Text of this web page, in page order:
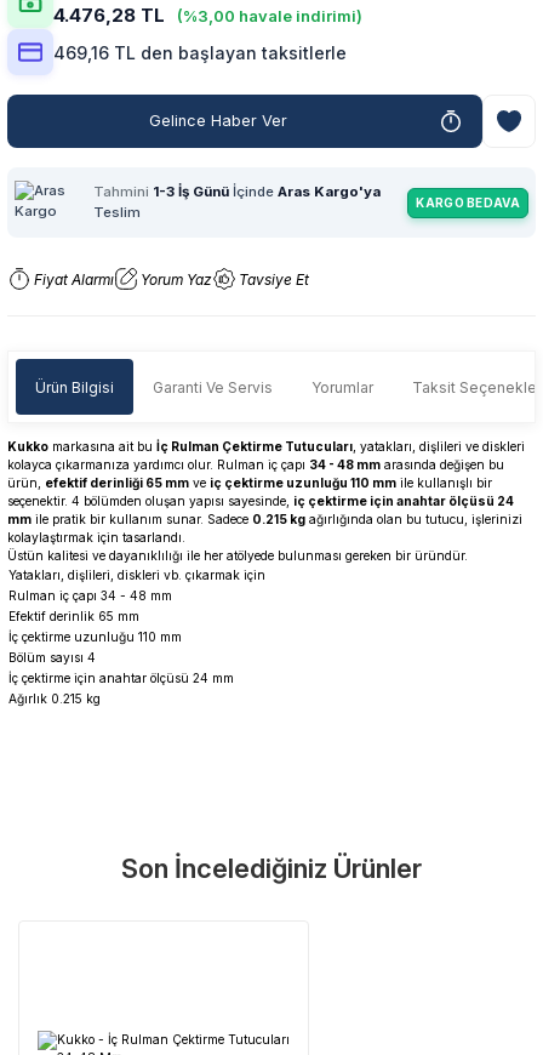
4.476,28 TL (%3,00 havale indirimi)
469,16 TL den başlayan taksitlerle
Gelince Haber Ver
Tahmini 1-3 İş Günü İçinde Aras Kargo'ya
Teslim
KARGO BEDAVA
Fiyat Alarmı Yorum Yaz Tavsiye Et
Ürün Bilgisi Garanti Ve Servis Yorumlar Taksit
Kukko markasına ait bu İç Rulman Çektirme Tutucuları , yatakları, dişlileri ve diskleri
kolayca çıkarmanıza yardımcı olur. Rulman iç çapı 34 - 48 mm arasında değişen bu
ürün, efektif derinliği 65 mm ve iç çektirme uzunluğu 110 mm ile kullanışlı bir
seçenektir. 4 bölümden oluşan yapısı sayesinde, iç çektirme için anahtar ölçüsü 24
mm ile pratik bir kullanım sunar. Sadece 0.215 kg ağırlığında olan bu tutucu, işlerinizi
kolaylaştırmak için tasarlandı.
Üstün kalitesi ve dayanıklılığı ile her atölyede bulunması gereken bir üründür.
Yatakları, dişlileri, diskleri vb. çıkarmak için
Rulman iç çapı 34 - 48 mm
Efektif derinlik 65 mm
İç çektirme uzunluğu 110 mm
Bölüm sayısı 4
İç çektirme için anahtar ölçüsü 24 mm
Ağırlık 0.215 kg
Tüm ürünlerimiz üretici firma garantisi altındadır. Size en yakın
Orijinal garanti belgeli ürünler
Yorum Yaz
Son İncelediğiniz Ürünler